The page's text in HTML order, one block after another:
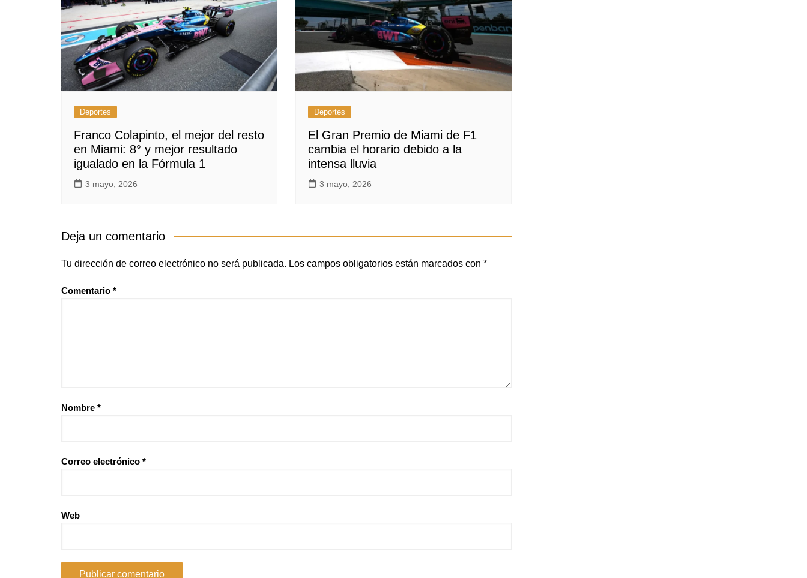
Deportes
Franco Colapinto, el mejor del resto
en Miami: 8° y mejor resultado
igualado en la Fórmula 1
3 mayo, 2026
Deportes
El Gran Premio de Miami de F1
cambia el horario debido a la
intensa lluvia
3 mayo, 2026
Deja un comentario
Tu dirección de correo electrónico no será publicada. Los campos obligatorios están marcados con *
Comentario *
Nombre *
Correo electrónico *
Web